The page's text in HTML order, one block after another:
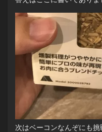
次はベーコンなんぞにも